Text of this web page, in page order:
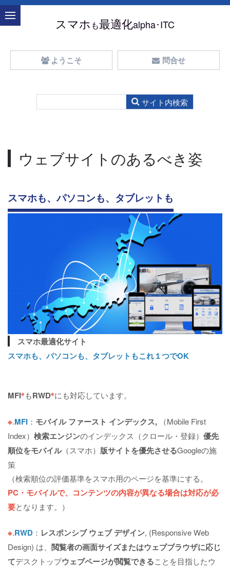
スマホ も最適化alpha･ITC
ようこそ 問合せ
ウェブサイトのあるべき姿
スマホも、パソコンも、タブレットも
スマホ最適化サイト
スマホも、パソコンも、タブレットもこれ１つでOK
MFI※もRWD※にも対応しています。
※.MFI ： モバイル ファースト インデックス, （Mobile First
Index） 検索エンジンのインデックス（クロール・登録） 優先
順位をモバイル（スマホ） 版サイトを優先させるGoogleの施
策
（検索順位の評価基準をスマホ用のページを基準にする。
PC・モバイルで、コンテンツの内容が異なる場合は対応が必
要となります。）
※.RWD ： レスポンシブ ウェブ デザイン, (Responsive Web
Design) は、 閲覧者の画面サイズまたはウェブブラウザに応じ
てデスクトップウェブページが閲覧できることを目指したウ